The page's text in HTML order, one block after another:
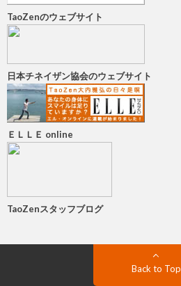
TaoZenのウェブサイト
日本チネイザン協会のウェブサイト
ＥＬＬＥ online
TaoZenスタッフブログ
Back to Top